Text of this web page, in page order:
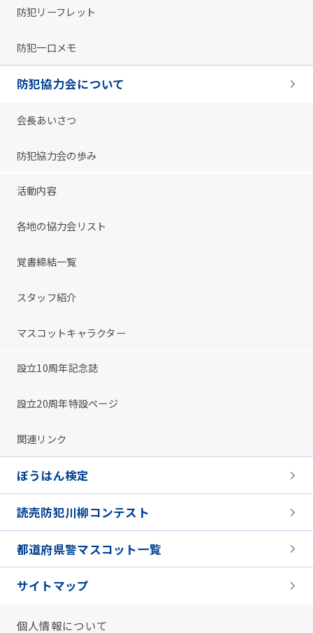
防犯リーフレット
防犯一口メモ
防犯協力会について
会長あいさつ
防犯協力会の歩み
活動内容
各地の協力会リスト
覚書締結一覧
スタッフ紹介
マスコットキャラクター
設立10周年記念誌
設立20周年特設ページ
関連リンク
ぼうはん検定
読売防犯川柳コンテスト
都道府県警マスコット一覧
サイトマップ
個人情報について